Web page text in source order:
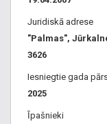
Juridiskā adrese
"Palmas",
3626
Iesniegtie gada
2025
Īpašnieki